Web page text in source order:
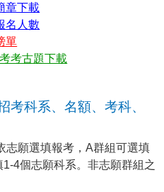
章下載
名人數
單
考古題下載
科系、名額、考科、
志願選填報考，A群組可選填
4個志願科系。非志願群組之